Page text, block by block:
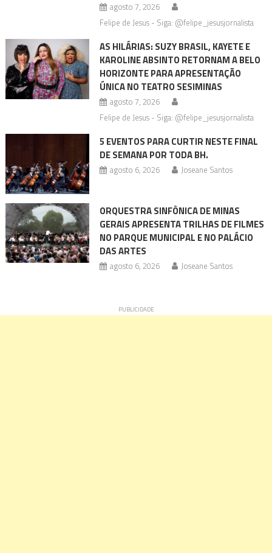
agosto 7, 2026
Felipe de Jesus - Siga: @felipe_jesusjornalista
AS HILÁRIAS: SUZY BRASIL, KAYETE E
KAROLINE ABSINTO RETORNAM A BELO
HORIZONTE PARA APRESENTAÇÃO
ÚNICA NO TEATRO SESIMINAS
agosto 7, 2026
Felipe de Jesus - Siga: @felipe_jesusjornalista
5 EVENTOS PARA CURTIR NESTE FINAL
DE SEMANA POR TODA BH.
agosto 6, 2026 Joseane Santos
ORQUESTRA SINFÔNICA DE MINAS
GERAIS APRESENTA TRILHAS DE FILMES
NO PARQUE MUNICIPAL E NO PALÁCIO
DAS ARTES
agosto 6, 2026 Joseane Santos